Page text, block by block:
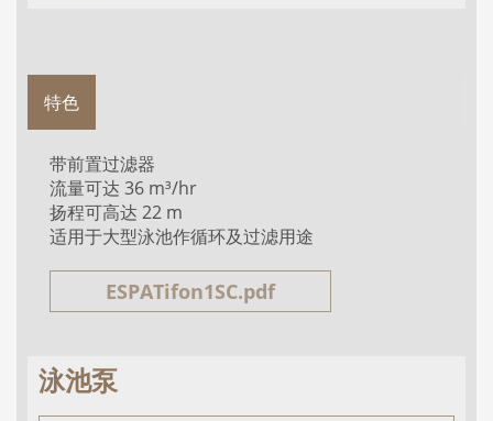
特色
带前置过滤器
流量可达 36 m³/hr
扬程可高达 22 m
适用于大型泳池作循环及过滤用途
ESPATifon1SC.pdf
泳池泵